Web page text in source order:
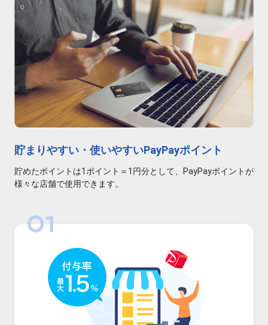
貯まりやすい・使いやすいPayPayポイント
貯めたポイントは1ポイント＝1円分として、PayPayポイントが
様々な店舗で使用できます。